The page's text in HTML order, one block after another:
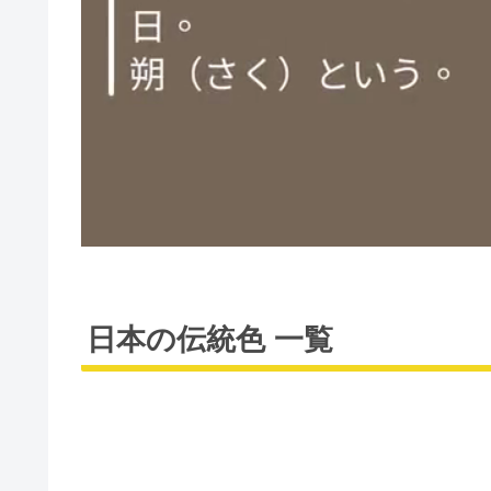
日本の伝統色 一覧